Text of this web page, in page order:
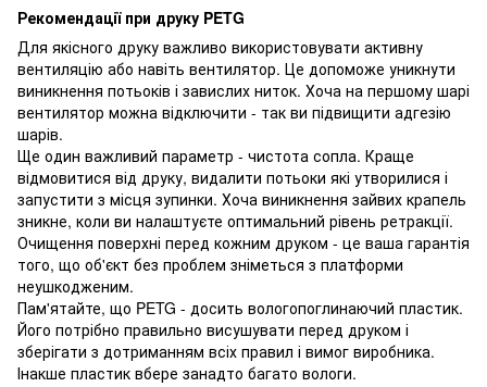
Рекомендації при друку PETG
Для якісного друку важливо використовувати активну
вентиляцію або навіть вентилятор. Це допоможе уникнути
виникнення потьоків і завислих ниток. Хоча на першому шарі
вентилятор можна відключити - так ви підвищити адгезію
шарів.
Ще один важливий параметр - чистота сопла. Краще
відмовитися від друку, видалити потьоки які утворилися і
запустити з місця зупинки. Хоча виникнення зайвих крапель
зникне, коли ви налаштуєте оптимальний рівень ретракції.
Очищення поверхні перед кожним друком - це ваша гарантія
того, що об'єкт без проблем зніметься з платформи
неушкодженим.
Пам'ятайте, що PETG - досить вологопоглинаючий пластик.
Його потрібно правильно висушувати перед друком і
зберігати з дотриманням всіх правил і вимог виробника.
Інакше пластик вбере занадто багато вологи.